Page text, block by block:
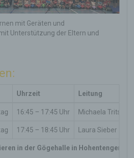
mit Geräten und
Unterstützung der Eltern und
Uhrzeit Leitung
16:45 – 17:45 Uhr Michaela
17:45 – 18:45 Uhr Laura Sieber
in der Gögehalle in Hohentengen